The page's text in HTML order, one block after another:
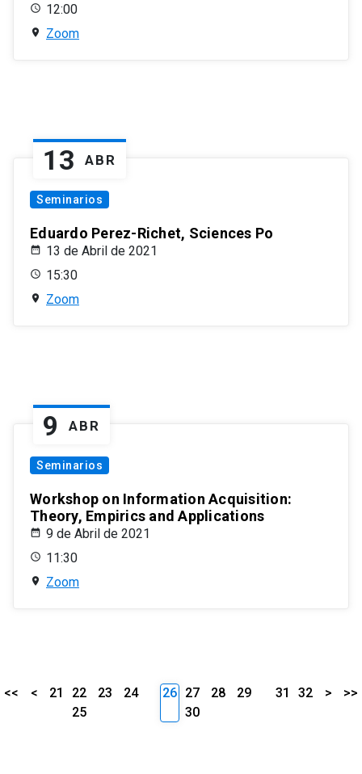
12:00
Zoom
13 ABR
Seminarios
Eduardo Perez-Richet, Sciences Po
13 de Abril de 2021
15:30
Zoom
9 ABR
Seminarios
Workshop on Information Acquisition:
Theory, Empirics and Applications
9 de Abril de 2021
11:30
Zoom
<< < 21 22 23
24
25
26 27 28
29
30
31 32 > >>